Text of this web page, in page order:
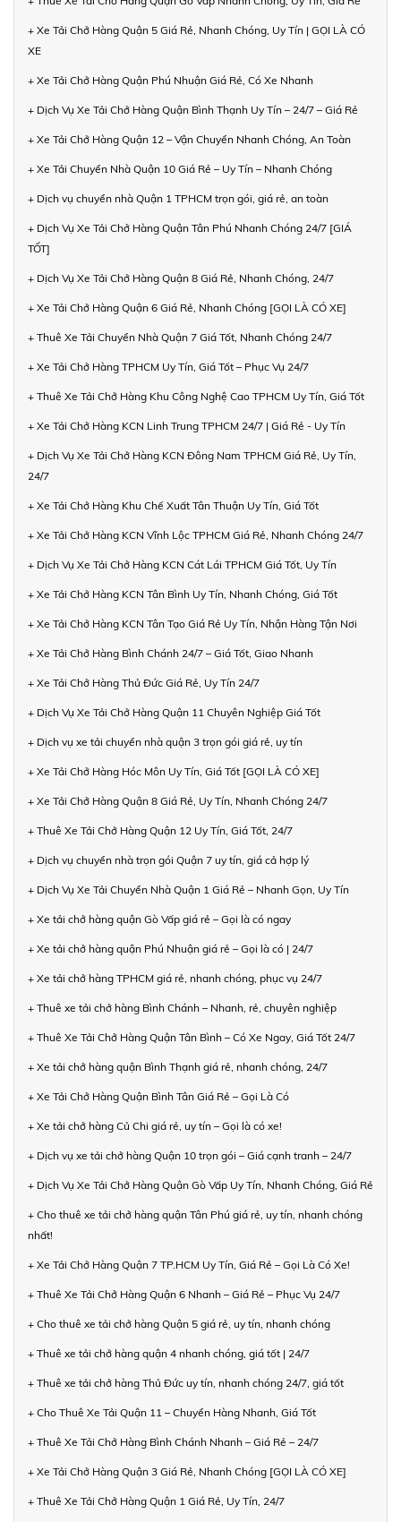
+ Xe Tải Chở Hàng Quận 5 Giá Rẻ, Nhanh Chóng, Uy Tín | GỌI LÀ CÓ
XE
+ Xe Tải Chở Hàng Quận Phú Nhuận Giá Rẻ, Có Xe Nhanh
+ Dịch Vụ Xe Tải Chở Hàng Quận Bình Thạnh Uy Tín – 24/7 – Giá Rẻ
+ Xe Tải Chở Hàng Quận 12 – Vận Chuyển Nhanh Chóng, An Toàn
+ Xe Tải Chuyển Nhà Quận 10 Giá Rẻ – Uy Tín – Nhanh Chóng
+ Dịch vụ chuyển nhà Quận 1 TPHCM trọn gói, giá rẻ, an toàn
+ Dịch Vụ Xe Tải Chở Hàng Quận Tân Phú Nhanh Chóng 24/7 [GIÁ
TỐT]
+ Dịch Vụ Xe Tải Chở Hàng Quận 8 Giá Rẻ, Nhanh Chóng, 24/7
+ Xe Tải Chở Hàng Quận 6 Giá Rẻ, Nhanh Chóng [GỌI LÀ CÓ XE]
+ Thuê Xe Tải Chuyển Nhà Quận 7 Giá Tốt, Nhanh Chóng 24/7
+ Xe Tải Chở Hàng TPHCM Uy Tín, Giá Tốt – Phục Vụ 24/7
+ Thuê Xe Tải Chở Hàng Khu Công Nghệ Cao TPHCM Uy Tín, Giá Tốt
+ Xe Tải Chở Hàng KCN Linh Trung TPHCM 24/7 | Giá Rẻ - Uy Tín
+ Dịch Vụ Xe Tải Chở Hàng KCN Đông Nam TPHCM Giá Rẻ, Uy Tín,
24/7
+ Xe Tải Chở Hàng Khu Chế Xuất Tân Thuận Uy Tín, Giá Tốt
+ Xe Tải Chở Hàng KCN Vĩnh Lộc TPHCM Giá Rẻ, Nhanh Chóng 24/7
+ Dịch Vụ Xe Tải Chở Hàng KCN Cát Lái TPHCM Giá Tốt, Uy Tín
+ Xe Tải Chở Hàng KCN Tân Bình Uy Tín, Nhanh Chóng, Giá Tốt
+ Xe Tải Chở Hàng KCN Tân Tạo Giá Rẻ Uy Tín, Nhận Hàng Tận Nơi
+ Xe Tải Chở Hàng Bình Chánh 24/7 – Giá Tốt, Giao Nhanh
+ Xe Tải Chở Hàng Thủ Đức Giá Rẻ, Uy Tín 24/7
+ Dịch Vụ Xe Tải Chở Hàng Quận 11 Chuyên Nghiệp Giá Tốt
+ Dịch vụ xe tải chuyển nhà quận 3 trọn gói giá rẻ, uy tín
+ Xe Tải Chở Hàng Hóc Môn Uy Tín, Giá Tốt [GỌI LÀ CÓ XE]
+ Xe Tải Chở Hàng Quận 8 Giá Rẻ, Uy Tín, Nhanh Chóng 24/7
+ Thuê Xe Tải Chở Hàng Quận 12 Uy Tín, Giá Tốt, 24/7
+ Dịch vụ chuyển nhà trọn gói Quận 7 uy tín, giá cả hợp lý
+ Dịch Vụ Xe Tải Chuyển Nhà Quận 1 Giá Rẻ – Nhanh Gọn, Uy Tín
+ Xe tải chở hàng quận Gò Vấp giá rẻ – Gọi là có ngay
+ Xe tải chở hàng quận Phú Nhuận giá rẻ – Gọi là có | 24/7
+ Xe tải chở hàng TPHCM giá rẻ, nhanh chóng, phục vụ 24/7
+ Thuê xe tải chở hàng Bình Chánh – Nhanh, rẻ, chuyên nghiệp
+ Thuê Xe Tải Chở Hàng Quận Tân Bình – Có Xe Ngay, Giá Tốt 24/7
+ Xe tải chở hàng quận Bình Thạnh giá rẻ, nhanh chóng, 24/7
+ Xe Tải Chở Hàng Quận Bình Tân Giá Rẻ – Gọi Là Có
+ Xe tải chở hàng Củ Chi giá rẻ, uy tín – Gọi là có xe!
+ Dịch vụ xe tải chở hàng Quận 10 trọn gói – Giá cạnh tranh – 24/7
+ Dịch Vụ Xe Tải Chở Hàng Quận Gò Vấp Uy Tín, Nhanh Chóng, Giá Rẻ
+ Cho thuê xe tải chở hàng quận Tân Phú giá rẻ, uy tín, nhanh chóng
nhất!
+ Xe Tải Chở Hàng Quận 7 TP.HCM Uy Tín, Giá Rẻ – Gọi Là Có Xe!
+ Thuê Xe Tải Chở Hàng Quận 6 Nhanh – Giá Rẻ – Phục Vụ 24/7
+ Cho thuê xe tải chở hàng Quận 5 giá rẻ, uy tín, nhanh chóng
+ Thuê xe tải chở hàng quận 4 nhanh chóng, giá tốt | 24/7
+ Thuê xe tải chở hàng Thủ Đức uy tín, nhanh chóng 24/7, giá tốt
+ Cho Thuê Xe Tải Quận 11 – Chuyển Hàng Nhanh, Giá Tốt
+ Thuê Xe Tải Chở Hàng Bình Chánh Nhanh – Giá Rẻ – 24/7
+ Xe Tải Chở Hàng Quận 3 Giá Rẻ, Nhanh Chóng [GỌI LÀ CÓ XE]
+ Thuê Xe Tải Chở Hàng Quận 1 Giá Rẻ, Uy Tín, 24/7